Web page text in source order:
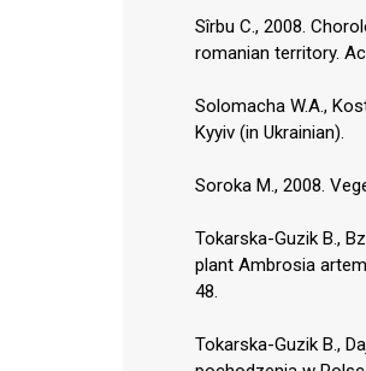
Sîrbu C., 2008.
romanian territory.
Solomacha W.A.,
Kyyiv (in Ukrainian).
Soroka M., 2008.
Tokarska-Guzik B.,
plant Ambrosia
48.
Tokarska-Guzik B.,